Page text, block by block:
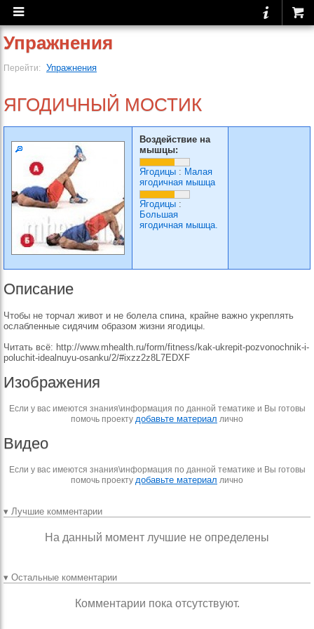
Упражнения
Перейти: Упражнения
ЯГОДИЧНЫЙ МОСТИК
Воздействие на
мышцы:
Ягодицы : Малая
ягодичная мышца
Ягодицы :
Большая
ягодичная мышца.
Описание
Чтобы не торчал живот и не болела спина, крайне важно укреплять
ослабленные сидячим образом жизни ягодицы.
Читать всё: http://www.mhealth.ru/form/fitness/kak-ukrepit-pozvonochnik-i-
poluchit-idealnuyu-osanku/2/#ixzz2z8L7EDXF
Изображения
Если у вас имеются знания\информация по данной тематике и Вы готовы
помочь проекту добавьте материал лично
Видео
Если у вас имеются знания\информация по данной тематике и Вы готовы
помочь проекту добавьте материал лично
▾ Лучшие комментарии
На данный момент лучшие не определены
▾ Остальные комментарии
Комментарии пока отсутствуют.